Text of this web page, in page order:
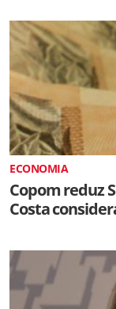
ECONOMIA
Copom reduz
Costa